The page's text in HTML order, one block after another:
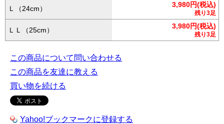
Ｌ（24cm） 3,980円(税込)
残り3足
ＬＬ（25cm） 3,980円(税込)
残り3足
この商品について問い合わせる
この商品を友達に教える
買い物を続ける
Yahoo!ブックマークに登録する